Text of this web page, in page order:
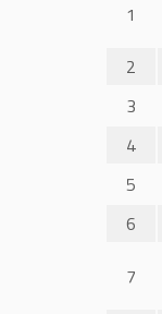
1
2
3
4
5
6
7